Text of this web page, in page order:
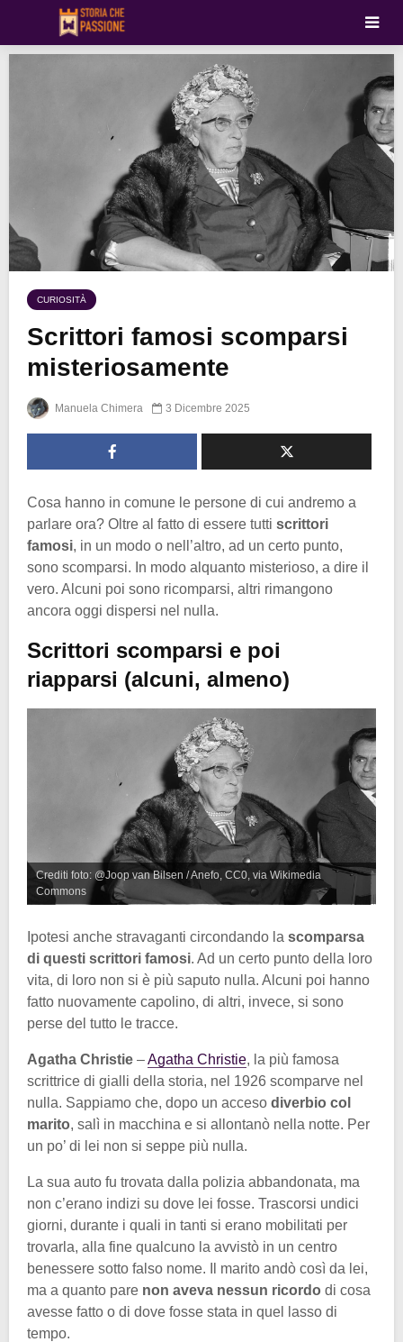
CURIOSITÀ
Scrittori famosi scomparsi
misteriosamente
Manuela Chimera 3 Dicembre 2025
Cosa hanno in comune le persone di cui andremo a
parlare ora? Oltre al fatto di essere tutti scrittori
famosi, in un modo o nell’altro, ad un certo punto,
sono scomparsi. In modo alquanto misterioso, a dire il
vero. Alcuni poi sono ricomparsi, altri rimangono
ancora oggi dispersi nel nulla.
Scrittori scomparsi e poi
riapparsi (alcuni, almeno)
Crediti foto: @Joop van Bilsen / Anefo, CC0, via Wikimedia
Commons
Ipotesi anche stravaganti circondando la scomparsa
di questi scrittori famosi. Ad un certo punto della loro
vita, di loro non si è più saputo nulla. Alcuni poi hanno
fatto nuovamente capolino, di altri, invece, si sono
perse del tutto le tracce.
Agatha Christie –Agatha Christie, la più famosa
scrittrice di gialli della storia, nel 1926 scomparve nel
nulla. Sappiamo che, dopo un acceso diverbio col
marito, salì in macchina e si allontanò nella notte. Per
un po’ di lei non si seppe più nulla.
La sua auto fu trovata dalla polizia abbandonata, ma
non c’erano indizi su dove lei fosse. Trascorsi undici
giorni, durante i quali in tanti si erano mobilitati per
trovarla, alla fine qualcuno la avvistò in un centro
benessere sotto falso nome. Il marito andò così da lei,
ma a quanto pare non aveva nessun ricordo di cosa
avesse fatto o di dove fosse stata in quel lasso di
tempo.